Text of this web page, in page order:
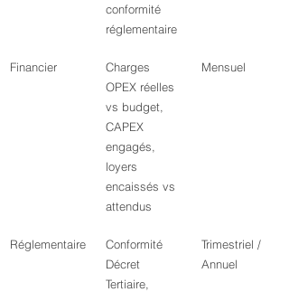
conformité
réglementaire
Financier
Charges
OPEX réelles
vs budget,
CAPEX
engagés,
loyers
encaissés vs
attendus
Mensuel
Réglementaire
Conformité
Décret
Tertiaire,
Trimestriel /
Annuel